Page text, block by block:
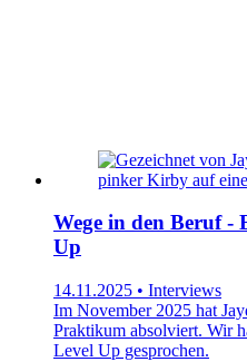
Wege in den Beruf
Up
14.11.2025 • Interviews
Im November 2025 hat
Praktikum absolviert. Wir
Level Up gesprochen.